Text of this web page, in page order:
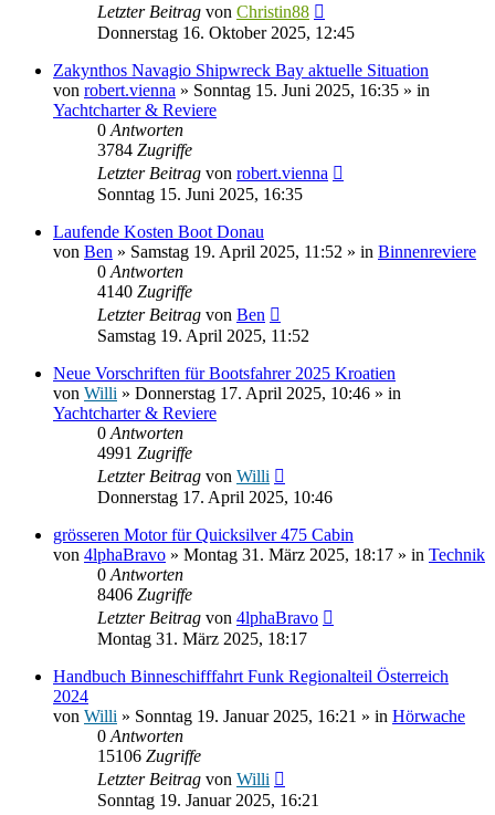
Letzter Beitrag von Christin88
Donnerstag 16. Oktober 2025, 12:45
Zakynthos Navagio Shipwreck Bay aktuelle Situation
von robert.vienna » Sonntag 15. Juni 2025, 16:35 » in
Yachtcharter & Reviere
0 Antworten
3784 Zugriffe
Letzter Beitrag von robert.vienna
Sonntag 15. Juni 2025, 16:35
Laufende Kosten Boot Donau
von Ben » Samstag 19. April 2025, 11:52 » in Binnenreviere
0 Antworten
4140 Zugriffe
Letzter Beitrag von Ben
Samstag 19. April 2025, 11:52
Neue Vorschriften für Bootsfahrer 2025 Kroatien
von Willi » Donnerstag 17. April 2025, 10:46 » in
Yachtcharter & Reviere
0 Antworten
4991 Zugriffe
Letzter Beitrag von Willi
Donnerstag 17. April 2025, 10:46
grösseren Motor für Quicksilver 475 Cabin
von 4lphaBravo » Montag 31. März 2025, 18:17 » in Technik
0 Antworten
8406 Zugriffe
Letzter Beitrag von 4lphaBravo
Montag 31. März 2025, 18:17
Handbuch Binneschifffahrt Funk Regionalteil Österreich
2024
von Willi » Sonntag 19. Januar 2025, 16:21 » in Hörwache
0 Antworten
15106 Zugriffe
Letzter Beitrag von Willi
Sonntag 19. Januar 2025, 16:21